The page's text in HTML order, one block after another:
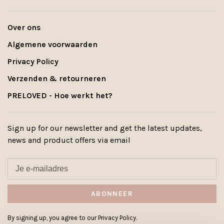
Over ons
Algemene voorwaarden
Privacy Policy
Verzenden & retourneren
PRELOVED - Hoe werkt het?
Sign up for our newsletter and get the latest updates,
news and product offers via email
ABONNEER
By signing up, you agree to our Privacy Policy.